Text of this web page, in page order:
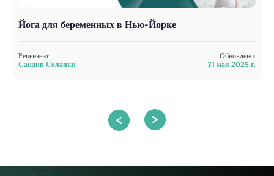
Йога для беременных в Нью-Йорке
Рецензент:
Сандип Соланки
Обновлено:
31 мая 2025 г.